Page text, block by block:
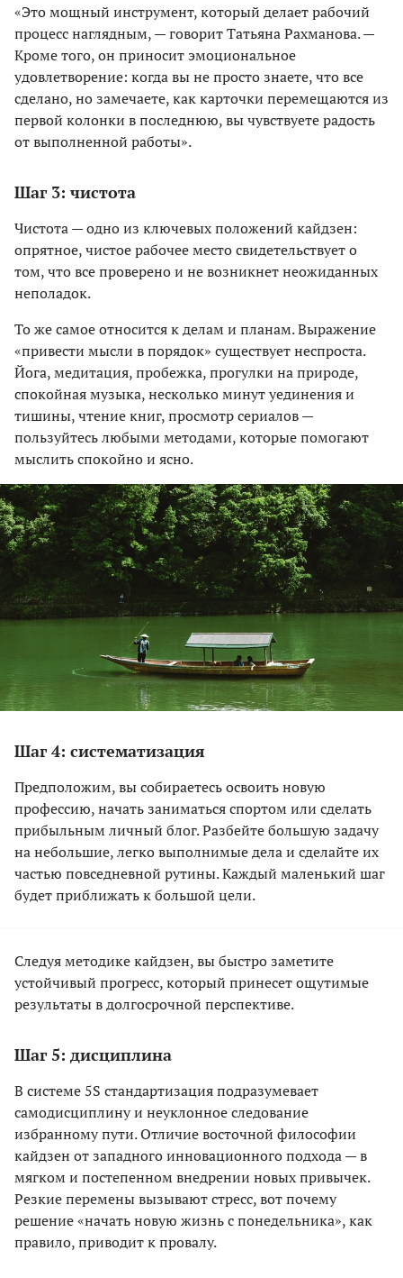
«Это мощный инструмент, который делает рабочий
процесс наглядным, — говорит Татьяна Рахманова. —
Кроме того, он приносит эмоциональное
удовлетворение: когда вы не просто знаете, что все
сделано, но замечаете, как карточки перемещаются из
первой колонки в последнюю, вы чувствуете радость
от выполненной работы».
Шаг 3: чистота
Чистота — одно из ключевых положений кайдзен:
опрятное, чистое рабочее место свидетельствует о
том, что все проверено и не возникнет неожиданных
неполадок.
То же самое относится к делам и планам. Выражение
«привести мысли в порядок» существует неспроста.
Йога, медитация, пробежка, прогулки на природе,
спокойная музыка, несколько минут уединения и
тишины, чтение книг, просмотр сериалов —
пользуйтесь любыми методами, которые помогают
мыслить спокойно и ясно.
Шаг 4: систематизация
Предположим, вы собираетесь освоить новую
профессию, начать заниматься спортом или сделать
прибыльным личный блог. Разбейте большую задачу
на небольшие, легко выполнимые дела и сделайте их
частью повседневной рутины. Каждый маленький шаг
будет приближать к большой цели.
Следуя методике кайдзен, вы быстро заметите
устойчивый прогресс, который принесет ощутимые
результаты в долгосрочной перспективе.
Шаг 5: дисциплина
В системе 5S стандартизация подразумевает
самодисциплину и неуклонное следование
избранному пути. Отличие восточной философии
кайдзен от западного инновационного подхода — в
мягком и постепенном внедрении новых привычек.
Резкие перемены вызывают стресс, вот почему
решение «начать новую жизнь с понедельника», как
правило, приводит к провалу.